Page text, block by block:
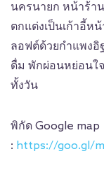
นครนายก หน้าร้า
ตกแต่งเป็นเก้าอี้ห
ลอฟต์ด้วยกำแพงอิ
ดื่ม พักผ่อนหย่อนใ
ทั้งวัน
พิกัด Google map
: https://goo.gl/